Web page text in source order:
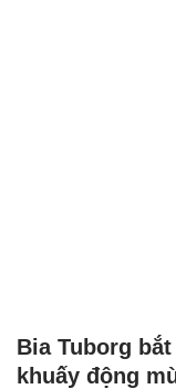
Bia Tuborg
khuấy động